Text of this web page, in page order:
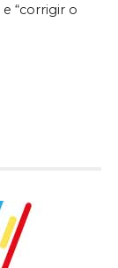
“corrigir o